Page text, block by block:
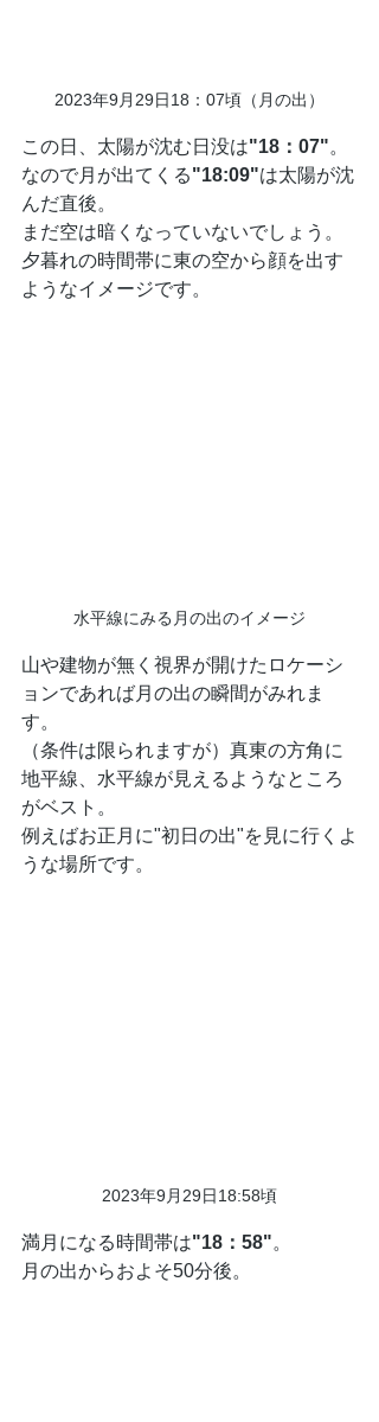
2023年9月29日18：07頃（月の出）
この日、太陽が沈む日没は"18：07"。
なので月が出てくる"18:09"は太陽が沈
んだ直後。
まだ空は暗くなっていないでしょう。
夕暮れの時間帯に東の空から顔を出す
ようなイメージです。
水平線にみる月の出のイメージ
山や建物が無く視界が開けたロケーシ
ョンであれば月の出の瞬間がみれま
す。
（条件は限られますが）真東の方角に
地平線、水平線が見えるようなところ
がベスト。
例えばお正月に"初日の出"を見に行くよ
うな場所です。
2023年9月29日18:58頃
満月になる時間帯は"18：58"。
月の出からおよそ50分後。